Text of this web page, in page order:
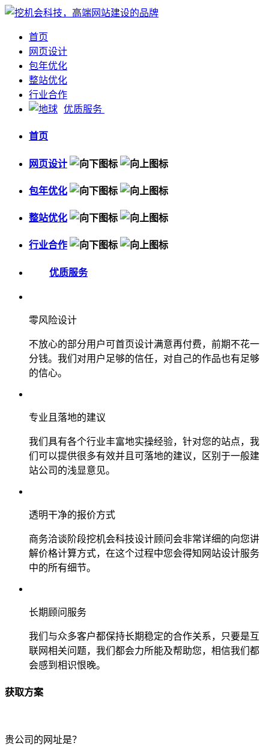
首页
网页设计
包年优化
整站优化
行业合作
优质服务
首页
网页设计
包年优化
整站优化
行业合作
优质服务
零风险设计
不放心的部分用户可首页设计满意再付费，前期不花一
分钱。我们对用户足够的信任，对自己的作品也有足够
的信心。
专业且落地的建议
我们具有各个行业丰富地实操经验，针对您的站点，我
们可以提供很多有效并且可落地的建议，区别于一般建
站公司的浅显意见。
透明干净的报价方式
商务洽谈阶段挖机会科技设计顾问会非常详细的向您讲
解价格计算方式，在这个过程中您会得知网站设计服务
中的所有细节。
长期顾问服务
我们与众多客户都保持长期稳定的合作关系，只要是互
联网相关问题，我们都会力所能及帮助您，相信我们都
会感到相识恨晚。
获取方案
贵公司的网址是？